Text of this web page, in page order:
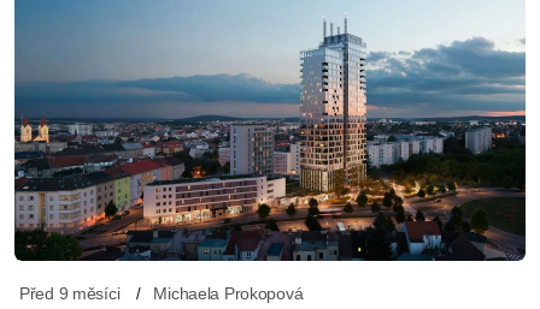
Před 9 měsíci Michaela Prokopová